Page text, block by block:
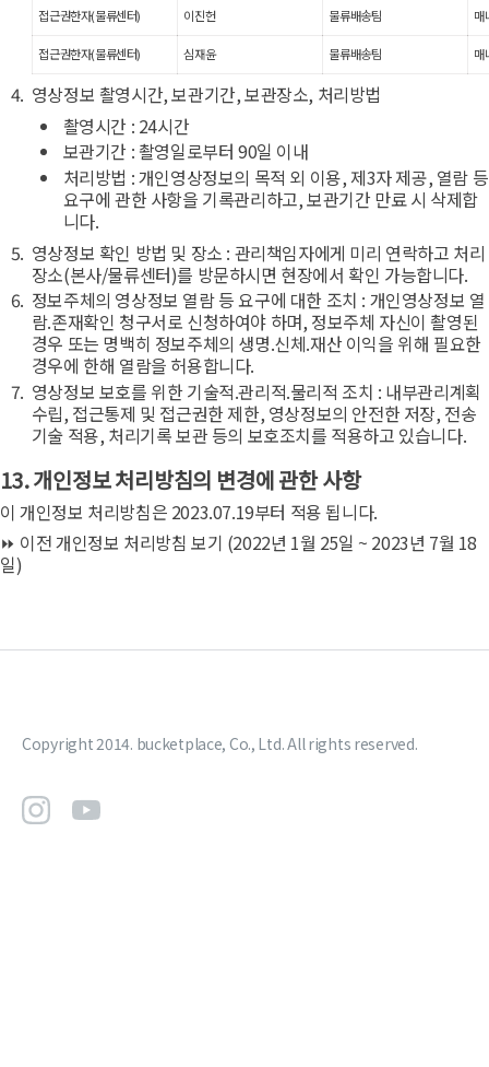
접근권한자(물류센터) 이진헌 물류배송팀 매
접근권한자(물류센터) 심재윤 물류배송팀 매
영상정보 촬영시간, 보관기간, 보관장소, 처리방법
촬영시간 : 24시간
보관기간 : 촬영일로부터 90일 이내
처리방법 : 개인영상정보의 목적 외 이용, 제3자 제공, 열람 등
요구에 관한 사항을 기록관리하고, 보관기간 만료 시 삭제합
니다.
영상정보 확인 방법 및 장소 : 관리책임자에게 미리 연락하고 처리
장소(본사/물류센터)를 방문하시면 현장에서 확인 가능합니다.
정보주체의 영상정보 열람 등 요구에 대한 조치 : 개인영상정보 열
람.존재확인 청구서로 신청하여야 하며, 정보주체 자신이 촬영된
경우 또는 명백히 정보주체의 생명.신체.재산 이익을 위해 필요한
경우에 한해 열람을 허용합니다.
영상정보 보호를 위한 기술적.관리적.물리적 조치 : 내부관리계획
수립, 접근통제 및 접근권한 제한, 영상정보의 안전한 저장, 전송
기술 적용, 처리기록 보관 등의 보호조치를 적용하고 있습니다.
13. 개인정보 처리방침의 변경에 관한 사항
이 개인정보 처리방침은 2023.07.19부터 적용 됩니다.
⏩ 이전 개인정보 처리방침 보기 (2022년 1월 25일 ~ 2023년 7월 18
일)
Copyright 2014. bucketplace, Co., Ltd. All rights reserved.